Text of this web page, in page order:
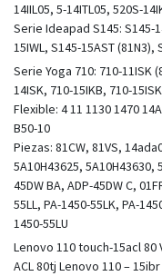
14IIL05, 5-14ITL05, 520S-
Serie Ideapad S145: S145-
15IWL, S145-15AST (81N3),
Serie Yoga 710: 710-11ISK
14ISK, 710-15IKB, 710-15ISK
Flexible: 4 11 1130 1470
B50-10
Piezas: 81CW, 81VS,
5A10H43625, 5A10H43630,
45DW BA, ADP-45DW C,
55LL, PA-1450-55LK, PA-
1450-55LU
Lenovo 110 touch-15acl 80
ACL 80tj Lenovo 110 –